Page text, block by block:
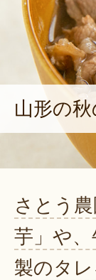
山形の
さとう
芋」や
製のタ